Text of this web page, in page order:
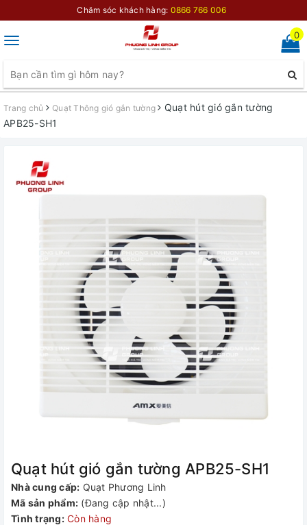
Chăm sóc khách hàng: 0866 766 006
Toggle
0
Trang chủ Quạt Thông gió gắn tường
Quạt hút gió gắn tường
APB25-SH1
Quạt hút gió gắn tường APB25-SH1
Nhà cung cấp: Quạt Phương Linh
Mã sản phẩm: (Đang cập nhật...)
Tình trạng: Còn hàng